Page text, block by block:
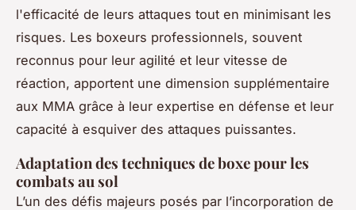
l'efficacité de leurs attaques tout en minimisant les
risques. Les boxeurs professionnels, souvent
reconnus pour leur agilité et leur vitesse de
réaction, apportent une dimension supplémentaire
aux MMA grâce à leur expertise en défense et leur
capacité à esquiver des attaques puissantes.
Adaptation des techniques de boxe pour les
combats au sol
L’un des défis majeurs posés par l’incorporation de